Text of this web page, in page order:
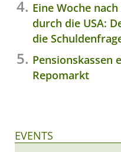
Eine Woche
durch die USA:
die
Pensionskassen
Repomarkt
EVENTS